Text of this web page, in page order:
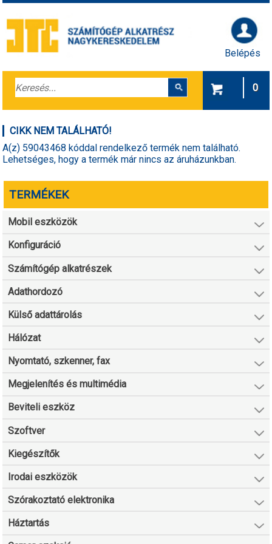
Belépés
0
CIKK NEM TALÁLHATÓ!
A(z) 59043468 kóddal rendelkező termék nem található.
Lehetséges, hogy a termék már nincs az áruházunkban.
TERMÉKEK
Mobil eszközök
Konfiguráció
Számítógép alkatrészek
Adathordozó
Külső adattárolás
Hálózat
Nyomtató, szkenner, fax
Megjelenítés és multimédia
Beviteli eszköz
Szoftver
Kiegészítők
Irodai eszközök
Szórakoztató elektronika
Háztartás